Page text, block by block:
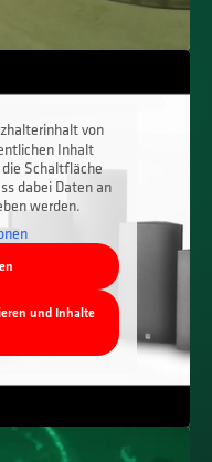
von
Inhalt
Schaltfläche
dabei Daten an
werden.
und Inhalte